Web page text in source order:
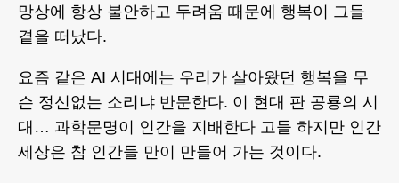
망상에 항상 불안하고 두려움 때문에 행복이 그들
곁을 떠났다.
요즘 같은 AI 시대에는 우리가 살아왔던 행복을 무
슨 정신없는 소리냐 반문한다. 이 현대 판 공룡의 시
대… 과학문명이 인간을 지배한다 고들 하지만 인간
세상은 참 인간들 만이 만들어 가는 것이다.